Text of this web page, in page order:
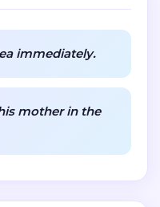
immediately.
mother in the